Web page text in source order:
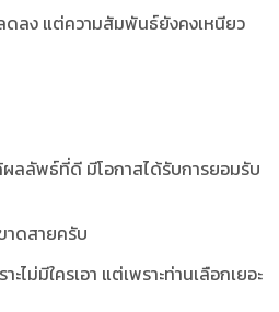
ดลง แต่ความสัมพันธ์ยังคงเหนียว
ลลัพธ์ที่ดี มีโอกาสได้รับการยอมรับ
าดสายครับ
ะไม่มีใครเอา แต่เพราะท่านเลือกเยอะ